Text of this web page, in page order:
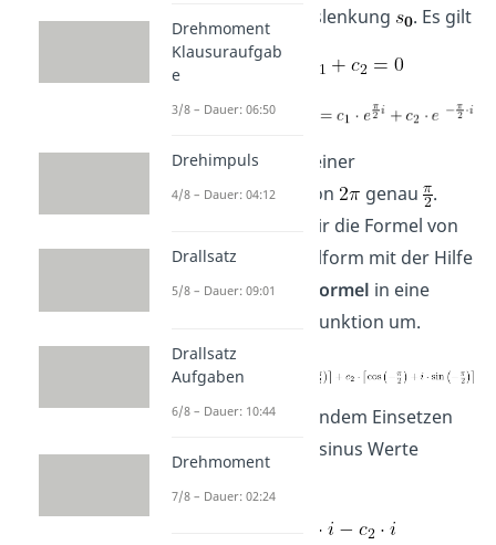
die maximale Auslenkung
. Es gilt
entspricht bei einer
Periodenlänge von
genau
.
Nun schreiben wir die Formel von
einer Exponentialform mit der Hilfe
desEulerschen Formel in eine
Sinus- /Cosinus Funktion um.
Nach entsprechendem Einsetzen
der Sinus und Cosinus Werte
Drehmoment
Klausuraufgab
e
3/8 – Dauer: 06:50
Drehimpuls
4/8 – Dauer: 04:12
Drallsatz
5/8 – Dauer: 09:01
Drallsatz
Aufgaben
6/8 – Dauer: 10:44
Drehmoment
7/8 – Dauer: 02:24